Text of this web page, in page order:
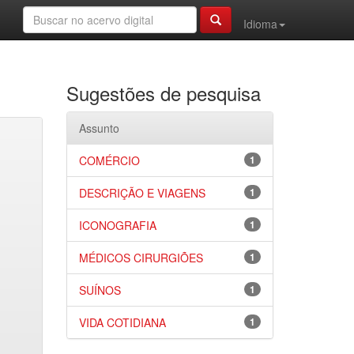
Idioma
Sugestões de pesquisa
Assunto
1
COMÉRCIO
1
DESCRIÇÃO E VIAGENS
1
ICONOGRAFIA
1
MÉDICOS CIRURGIÕES
1
SUÍNOS
1
VIDA COTIDIANA